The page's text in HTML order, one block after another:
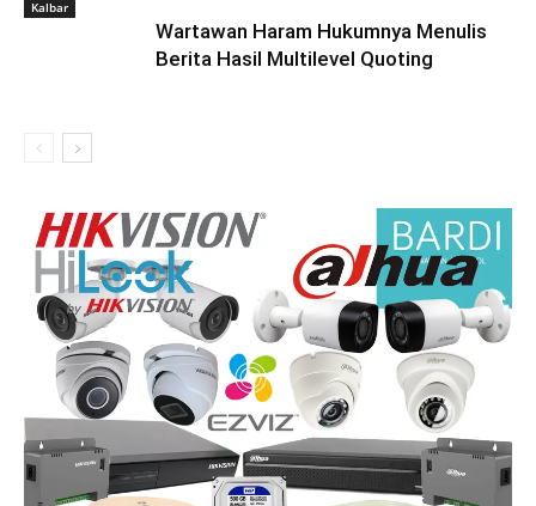
Kalbar
Wartawan Haram Hukumnya Menulis
Berita Hasil Multilevel Quoting